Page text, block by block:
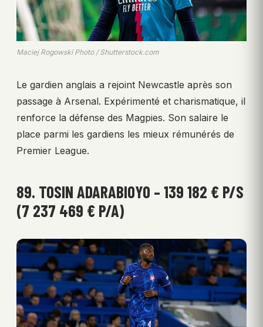
Maciej Rogowski Photo / Shutterstock.com
Le gardien anglais a rejoint Newcastle après son
passage à Arsenal. Expérimenté et charismatique, il
renforce la défense des Magpies. Son salaire le
place parmi les gardiens les mieux rémunérés de
Premier League.
89. TOSIN ADARABIOYO – 139 182 € P/S
(7 237 469 € P/A)